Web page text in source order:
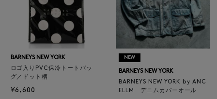
BARNEYS NEW YORK
ロゴ入りPVC保冷トートバッ
グ／ドット柄
¥6,600
NEW
BARNEYS NEW YORK
BARNEYS NEW YORK by ANC
ELLM デニムカバーオール